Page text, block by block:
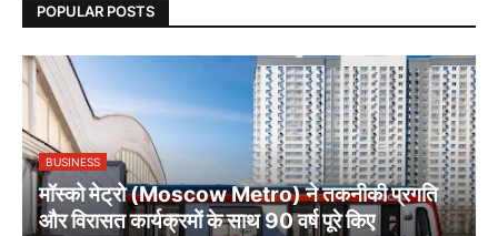
POPULAR POSTS
BUSINESS
मॉस्को मेट्रो (Moscow Metro) ने तकनीकी प्रगति
और विरासत कार्यक्रमों के साथ 90 वर्ष पूरे किए